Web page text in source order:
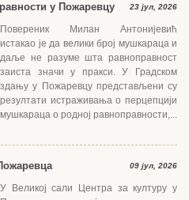
у Пожаревцу 23 јул, 2026
Повереник Милан Антонијевић
истакао је да велики број мушкараца и
даље не разуме шта равноправност
заиста значи у пракси. У Градском
здању у Пожаревцу представљени су
резултати истраживања о перцепцији
мушкараца о родној равноправности,...
09 јул, 2026
У Великој сали Центра за културу у